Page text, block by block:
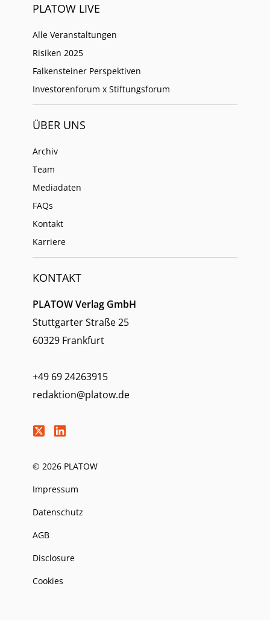
PLATOW LIVE
Alle Veranstaltungen
Risiken 2025
Falkensteiner Perspektiven
Investorenforum x Stiftungsforum
ÜBER UNS
Archiv
Team
Mediadaten
FAQs
Kontakt
Karriere
KONTAKT
PLATOW Verlag GmbH
Stuttgarter Straße 25
60329 Frankfurt
+49 69 24263915
redaktion@platow.de
© 2026 PLATOW
Impressum
Datenschutz
AGB
Disclosure
Cookies